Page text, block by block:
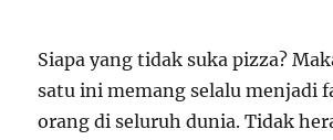
Siapa yang tidak suka pizza?
satu ini memang selalu menjadi
orang di seluruh dunia. Tidak